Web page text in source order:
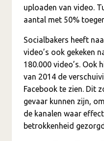
uploaden van video.
aantal met 50%
Socialbakers heeft
video’s ook gekeken
180.000 video’s. Ook
van 2014 de
Facebook te zien. Dit
gevaar kunnen zijn,
de kanalen waar
betrokkenheid